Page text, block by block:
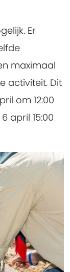
Er
maximaal
activiteit. Dit
om 12:00
april 15:00